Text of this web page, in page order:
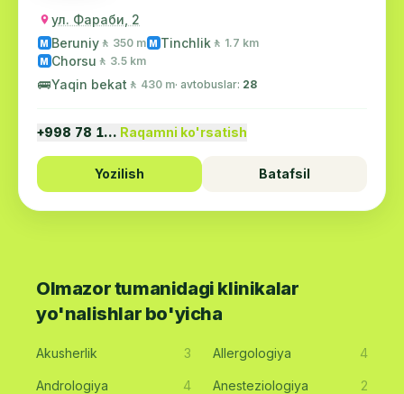
ул. Фараби, 2
M Beruniy 🚶 350 m M Tinchlik 🚶 1.7 km
M Chorsu 🚶 3.5 km
🚌Yaqin bekat 🚶 430 m· avtobuslar: 28
+998 78 1… Raqamni ko'rsatish
Yozilish Batafsil
Olmazor tumanidagi klinikalar
yo'nalishlar bo'yicha
Akusherlik 3 Allergologiya 4
Andrologiya 4 Anesteziologiya 2